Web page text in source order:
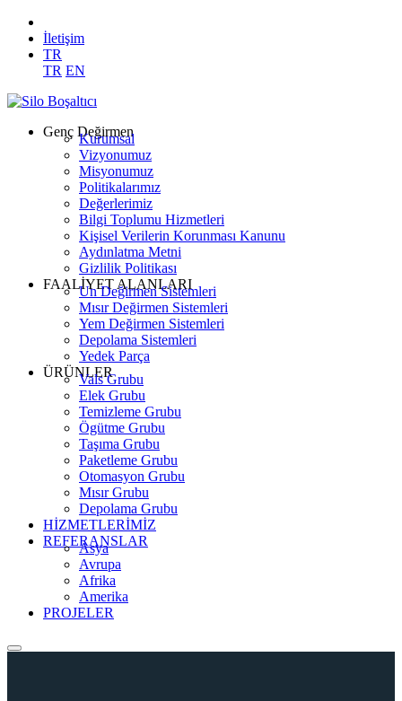
İletişim
TR
TR EN
Genç Değirmen
Kurumsal
Vizyonumuz
Misyonumuz
Politikalarımız
Değerlerimiz
Bilgi Toplumu Hizmetleri
Kişisel Verilerin Korunması Kanunu
Aydınlatma Metni
Gizlilik Politikası
FAALİYET ALANLARI
Un Değirmen Sistemleri
Mısır Değirmen Sistemleri
Yem Değirmen Sistemleri
Depolama Sistemleri
Yedek Parça
ÜRÜNLER
Vals Grubu
Elek Grubu
Temizleme Grubu
Ögütme Grubu
Taşıma Grubu
Paketleme Grubu
Otomasyon Grubu
Mısır Grubu
Depolama Grubu
HİZMETLERİMİZ
REFERANSLAR
Asya
Avrupa
Afrika
Amerika
PROJELER